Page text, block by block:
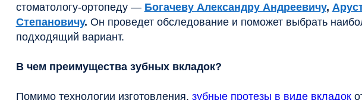
периода. Она быстрее стирается, ее необходимо менять. Если этого не
делать, из-за нарушения ее анатомической формы прикус начинает
фиксироваться по-другому, зуб уже не так эффективно пережевывает пищу,
влияют на суставы челюстей, провоцируя их заболевания.
Во-вторых, зубное протезирование керамическими вкладками надежно